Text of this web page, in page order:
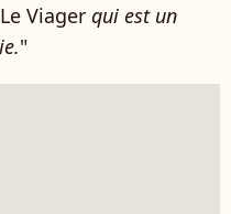
Le Viager qui est un
"